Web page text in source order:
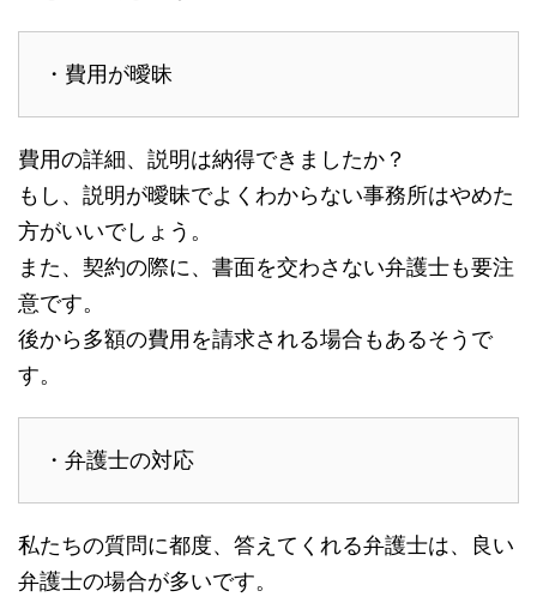
・費用が曖昧
費用の詳細、説明は納得できましたか？
もし、説明が曖昧でよくわからない事務所はやめた
方がいいでしょう。
また、契約の際に、書面を交わさない弁護士も要注
意です。
後から多額の費用を請求される場合もあるそうで
す。
・弁護士の対応
私たちの質問に都度、答えてくれる弁護士は、良い
弁護士の場合が多いです。